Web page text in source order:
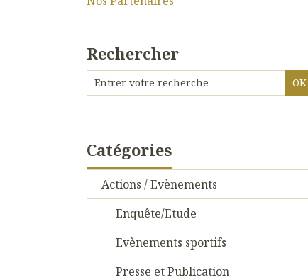
Rechercher
Catégories
Actions / Evènements
Enquête/Etude
Evènements sportifs
Presse et Publication